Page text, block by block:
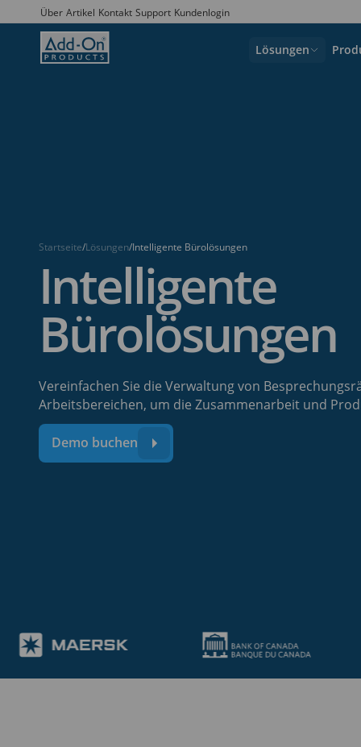
Über Artikel Kontakt Support Kundenlogin
Lösungen
Workspace Management Lösungen
Insights
Arbeitsplatz-Sensor
OfficePlace
Startseite/Lösungen/Intelligente Bürolösungen
Intelligente
Bürolösungen
Vereinfachen Sie die Verwaltung von
Arbeitsbereichen, um die Zusammenarbeit und
Demo buchen